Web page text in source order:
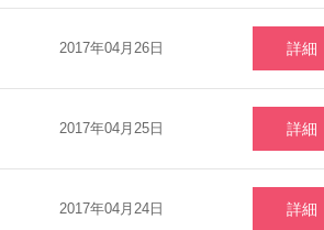
2017年04月26日 詳細
2017年04月25日 詳細
2017年04月24日 詳細